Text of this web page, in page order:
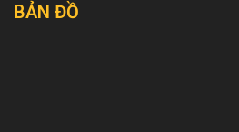
BẢN ĐỒ